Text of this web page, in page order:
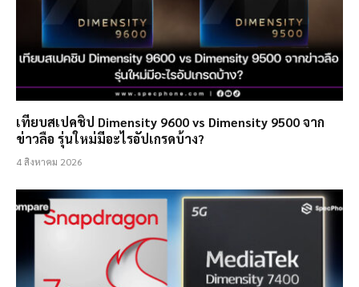
เทียบสเปคชิป Dimensity 9600 vs Dimensity 9500 จาก
ข่าวลือ รุ่นใหม่มีอะไรอัปเกรดบ้าง?
4 สิงหาคม 2026